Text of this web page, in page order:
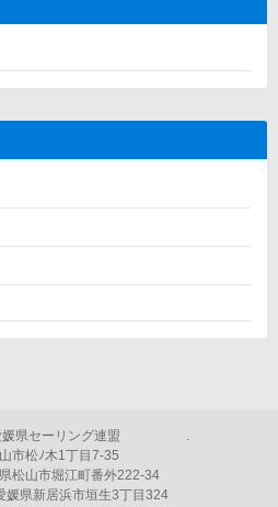
愛媛県セーリング連盟
.
市松ﾉ木1丁目7-35
松山市堀江町番外222-34
媛県新居浜市垣生3丁目324